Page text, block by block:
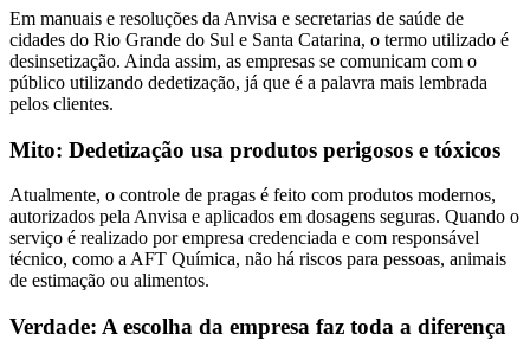
Em manuais e resoluções da Anvisa e secretarias de saúde de
cidades do Rio Grande do Sul e Santa Catarina, o termo utilizado é
desinsetização. Ainda assim, as empresas se comunicam com o
público utilizando dedetização, já que é a palavra mais lembrada
pelos clientes.
Mito: Dedetização usa produtos perigosos e tóxicos
Atualmente, o controle de pragas é feito com produtos modernos,
autorizados pela Anvisa e aplicados em dosagens seguras. Quando o
serviço é realizado por empresa credenciada e com responsável
técnico, como a AFT Química, não há riscos para pessoas, animais
de estimação ou alimentos.
Verdade: A escolha da empresa faz toda a diferença